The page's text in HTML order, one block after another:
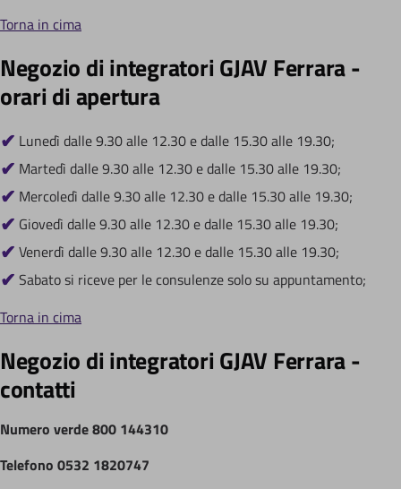
Torna in cima
Negozio di integratori GJAV Ferrara -
orari di apertura
Lunedì dalle 9.30 alle 12.30 e dalle 15.30 alle 19.30;
Martedì dalle 9.30 alle 12.30 e dalle 15.30 alle 19.30;
Mercoledì dalle 9.30 alle 12.30 e dalle 15.30 alle 19.30;
Giovedì dalle 9.30 alle 12.30 e dalle 15.30 alle 19.30;
Venerdì dalle 9.30 alle 12.30 e dalle 15.30 alle 19.30;
Sabato si riceve per le consulenze solo su appuntamento;
Torna in cima
Negozio di integratori GJAV Ferrara -
contatti
Numero verde 800 144310
Telefono 0532 1820747